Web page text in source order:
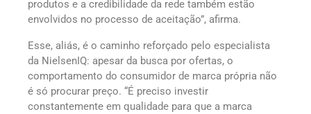
produtos e a credibilidade da rede também estão
envolvidos no processo de aceitação”, afirma.
Esse, aliás, é o caminho reforçado pelo especialista
da NielsenIQ: apesar da busca por ofertas, o
comportamento do consumidor de marca própria não
é só procurar preço. “É preciso investir
constantemente em qualidade para que a marca